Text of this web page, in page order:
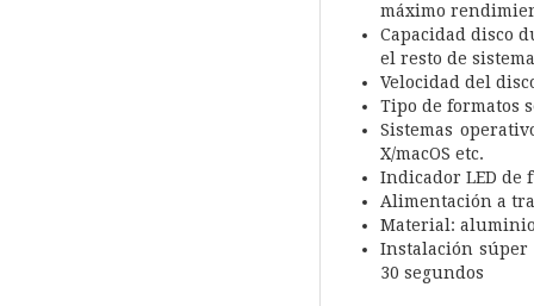
máximo
Capacidad disco
el resto de
Velocidad del
Tipo de formatos
Sistemas
X/macOS etc.
Indicador LED de
Alimentación a
Material:
Instalación
30 segundos